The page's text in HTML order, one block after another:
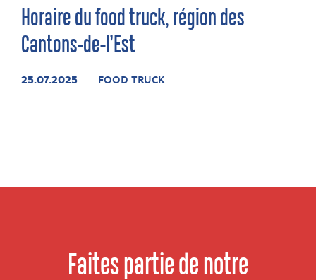
Horaire du food truck, région des
Cantons-de-l’Est
25.07.2025 FOOD TRUCK
Faites partie de notre